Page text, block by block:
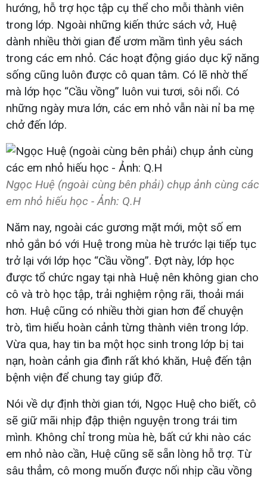
hướng, hỗ trợ học tập cụ thể cho mỗi thành viên
trong lớp. Ngoài những kiến thức sách vở, Huệ
dành nhiều thời gian để ươm mầm tình yêu sách
trong các em nhỏ. Các hoạt động giáo dục kỹ năng
sống cũng luôn được cô quan tâm. Có lẽ nhờ thế
mà lớp học “Cầu vồng” luôn vui tươi, sôi nổi. Có
những ngày mưa lớn, các em nhỏ vẫn nài nỉ ba mẹ
chở đến lớp.
Ngọc Huệ (ngoài cùng bên phải) chụp ảnh cùng các
em nhỏ hiếu học - Ảnh: Q.H
Năm nay, ngoài các gương mặt mới, một số em
nhỏ gắn bó với Huệ trong mùa hè trước lại tiếp tục
trở lại với lớp học “Cầu vồng”. Đợt này, lớp học
được tổ chức ngay tại nhà Huệ nên không gian cho
cô và trò học tập, trải nghiệm rộng rãi, thoải mái
hơn. Huệ cũng có nhiều thời gian hơn để chuyện
trò, tìm hiểu hoàn cảnh từng thành viên trong lớp.
Vừa qua, hay tin ba một học sinh trong lớp bị tai
nạn, hoàn cảnh gia đình rất khó khăn, Huệ đến tận
bệnh viện để chung tay giúp đỡ.
Nói về dự định thời gian tới, Ngọc Huệ cho biết, cô
sẽ giữ mãi nhịp đập thiện nguyện trong trái tim
mình. Không chỉ trong mùa hè, bất cứ khi nào các
em nhỏ nào cần, Huệ cũng sẽ sẵn lòng hỗ trợ. Từ
sâu thẳm, cô mong muốn được nối nhịp cầu vồng